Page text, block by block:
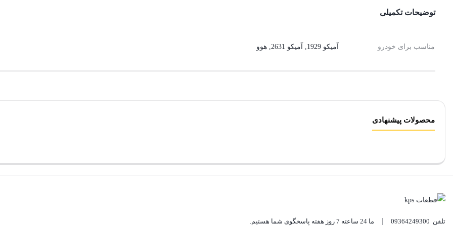
توضیحات تکمیلی
مناسب برای خودرو آمیکو 1929 , آمیکو 2631 , هوو
محصولات پیشنهادی
تلفن 09364249300 ما 24 ساعته 7 روز هفته پاسخگوی شما هستیم.